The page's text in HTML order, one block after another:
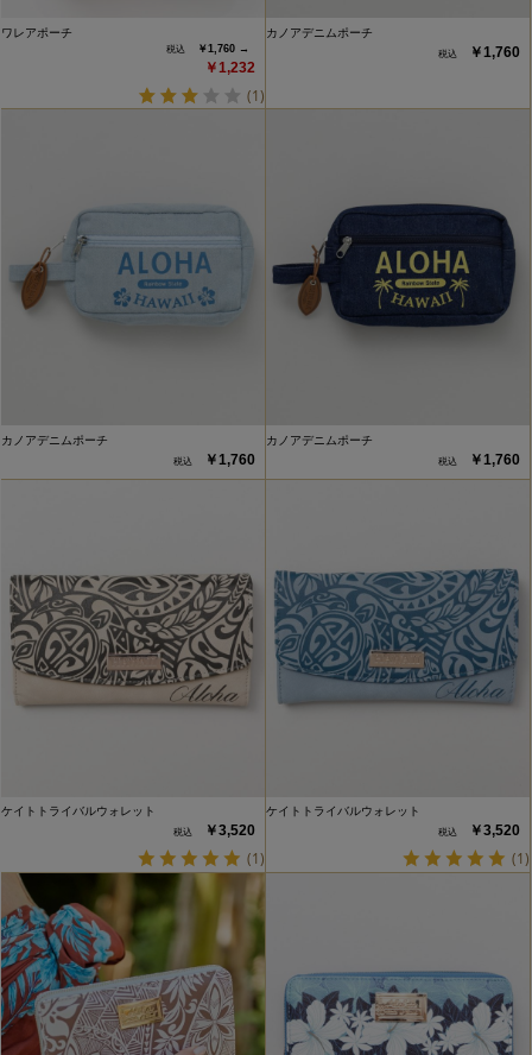
ワレアポーチ
￥1,760 →
￥1,232
(1)
カノアデニムポーチ
￥1,760
カノアデニムポーチ
￥1,760
カノアデニムポーチ
￥1,760
ケイトトライバルウォレット
￥3,520
(1)
ケイトトライバルウォレット
￥3,520
(1)